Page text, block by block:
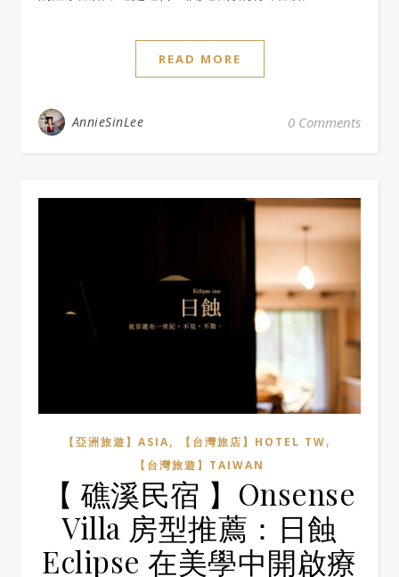
READ MORE
AnnieSinLee 0 Comments
【亞洲旅遊】ASIA, 【台灣旅店】HOTEL TW,
【台灣旅遊】TAIWAN
【 礁溪民宿 】Onsense
Villa 房型推薦：日蝕
Eclipse 在美學中開啟療